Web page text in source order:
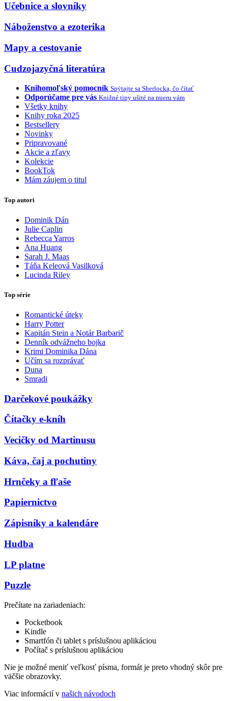
Učebnice a slovníky
Náboženstvo a ezoterika
Mapy a cestovanie
Cudzojazyčná literatúra
Knihomoľský pomocník Spýtajte sa Sherlocka, čo čítať
Odporúčame pre vás Knižné tipy ušité na mieru vám
Všetky knihy
Knihy roka 2025
Bestsellery
Novinky
Pripravované
Akcie a zľavy
Kolekcie
BookTok
Mám záujem o titul
Top autori
Dominik Dán
Julie Caplin
Rebecca Yarros
Ana Huang
Sarah J. Maas
Táňa Keleová Vasilková
Lucinda Riley
Top série
Romantické úteky
Harry Potter
Kapitán Stein a Notár Barbarič
Denník odvážneho bojka
Krimi Dominika Dána
Učím sa rozprávať
Duna
Smradi
Darčekové poukážky
Čítačky e-kníh
Vecičky od Martinusu
Káva, čaj a pochutiny
Hrnčeky a fľaše
Papiernictvo
Zápisníky a kalendáre
Hudba
LP platne
Puzzle
Prečítate na zariadeniach:
Pocketbook
Kindle
Smartfón či tablet s príslušnou aplikáciou
Počítač s príslušnou aplikáciou
Nie je možné meniť veľkosť písma, formát je preto vhodný skôr pre
väčšie obrazovky.
Viac informácií v našich návodoch